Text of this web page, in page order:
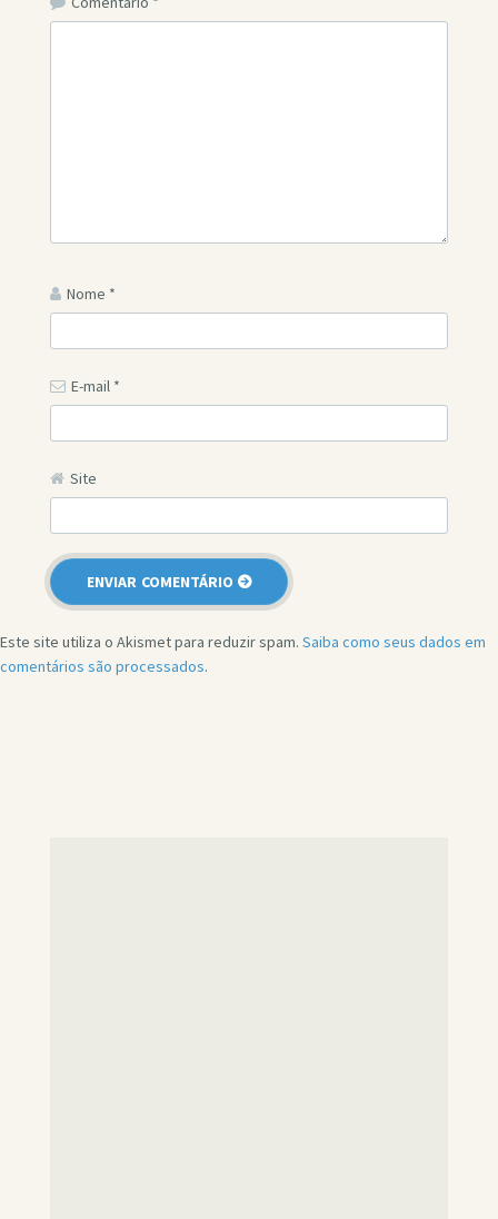
Nome *
E-mail *
Site
Este site utiliza o Akismet para reduzir spam. Saiba como seus dados em
comentários são processados.